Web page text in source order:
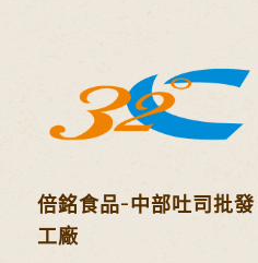
倍銘食品-中部吐司批
工廠